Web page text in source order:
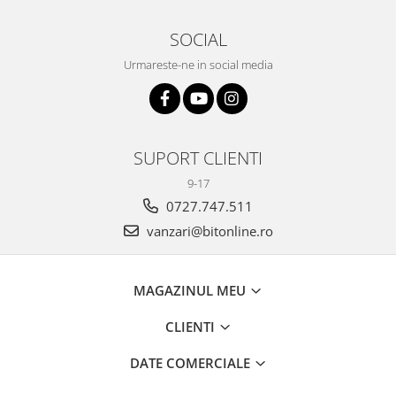
SOCIAL
Urmareste-ne in social media
SUPORT CLIENTI
9-17
0727.747.511
vanzari@bitonline.ro
MAGAZINUL MEU
CLIENTI
DATE COMERCIALE